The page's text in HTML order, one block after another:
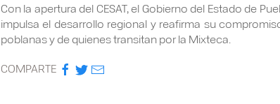
Con la apertura del CESAT, el Gobierno del Estado de
impulsa el desarrollo regional y reafirma su
poblanas y de quienes transitan por la Mixteca.
COMPARTE